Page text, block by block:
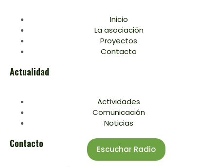
Inicio
La asociación
Proyectos
Contacto
Actualidad
Actividades
Comunicación
Noticias
Contacto Escuchar Radio